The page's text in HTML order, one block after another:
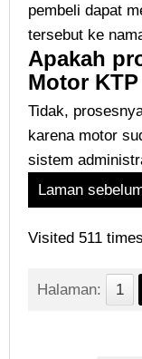
pembeli dapat
tersebut ke
Apakah
Motor
Tidak,
karena motor
sistem
Laman
Visited 511
Halaman: 1